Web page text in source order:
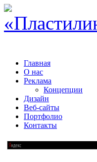
Главная
О нас
Реклама
Концепции
Дизайн
Веб-сайты
Портфолио
Контакты